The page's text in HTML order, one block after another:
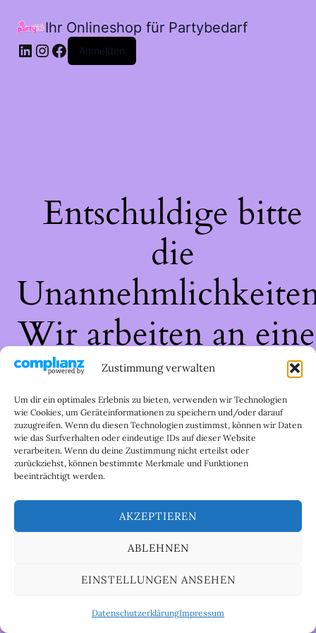
Zustimmung verwalten
Um dir ein optimales Erlebnis zu bieten, verwenden wir Technologien
wie Cookies, um Geräteinformationen zu speichern und/oder darauf
zuzugreifen. Wenn du diesen Technologien zustimmst, können wir Daten
wie das Surfverhalten oder eindeutige IDs auf dieser Website
verarbeiten. Wenn du deine Zustimmung nicht erteilst oder
zurückziehst, können bestimmte Merkmale und Funktionen
beeinträchtigt werden.
AKZEPTIEREN
ABLEHNEN
EINSTELLUNGEN ANSEHEN
DatenschutzerklärungImpressum
Ihr Onlineshop für Partybedarf
LinkedIn
Instagram
Facebook
Anmelden
Entschuldige bitte
die
Wir arbeiten an
großartigen Sache
schau bald wieder
vorbei!